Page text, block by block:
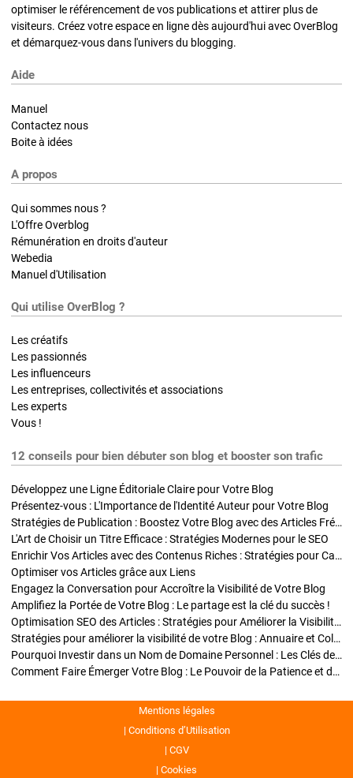
optimiser le référencement de vos publications et attirer plus de
visiteurs. Créez votre espace en ligne dès aujourd'hui avec OverBlog
et démarquez-vous dans l'univers du blogging.
Aide
Manuel
Contactez nous
Boite à idées
A propos
Qui sommes nous ?
L'Offre Overblog
Rémunération en droits d'auteur
Webedia
Manuel d'Utilisation
Qui utilise OverBlog ?
Les créatifs
Les passionnés
Les influenceurs
Les entreprises, collectivités et associations
Les experts
Vous !
12 conseils pour bien débuter son blog et booster son trafic
Développez une Ligne Éditoriale Claire pour Votre Blog
Présentez-vous : L'Importance de l'Identité Auteur pour Votre Blog
Stratégies de Publication : Boostez Votre Blog avec des Articles Fréquents et Exclusifs
L'Art de Choisir un Titre Efficace : Stratégies Modernes pour le SEO
Enrichir Vos Articles avec des Contenus Riches : Stratégies pour Captiver et Optimiser
Optimiser vos Articles grâce aux Liens
Engagez la Conversation pour Accroître la Visibilité de Votre Blog
Amplifiez la Portée de Votre Blog : Le partage est la clé du succès !
Optimisation SEO des Articles : Stratégies pour Améliorer la Visibilité de Votre Blog
Stratégies pour améliorer la visibilité de votre Blog : Annuaire et Collaborations
Pourquoi Investir dans un Nom de Domaine Personnel : Les Clés de la Réussite de Votre Blog
Comment Faire Émerger Votre Blog : Le Pouvoir de la Patience et de la Persévérance
Mentions légales
Conditions d’Utilisation
CGV
Cookies